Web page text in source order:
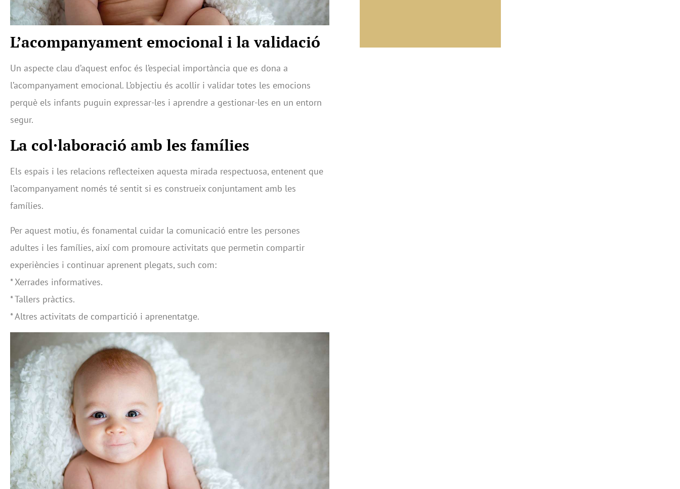
L’acompanyament emocional i la validació
Un aspecte clau d’aquest enfoc és l’especial importància que es dona a
l’acompanyament emocional. L’objectiu és acollir i validar totes les emocions
perquè els infants puguin expressar-les i aprendre a gestionar-les en un entorn
segur.
La col·laboració amb les famílies
Els espais i les relacions reflecteixen aquesta mirada respectuosa, entenent que
l’acompanyament només té sentit si es construeix conjuntament amb les
famílies.
Per aquest motiu, és fonamental cuidar la comunicació entre les persones
adultes i les famílies, així com promoure activitats que permetin compartir
experiències i continuar aprenent plegats, such com:
* Xerrades informatives.
* Tallers pràctics.
* Altres activitats de compartició i aprenentatge.